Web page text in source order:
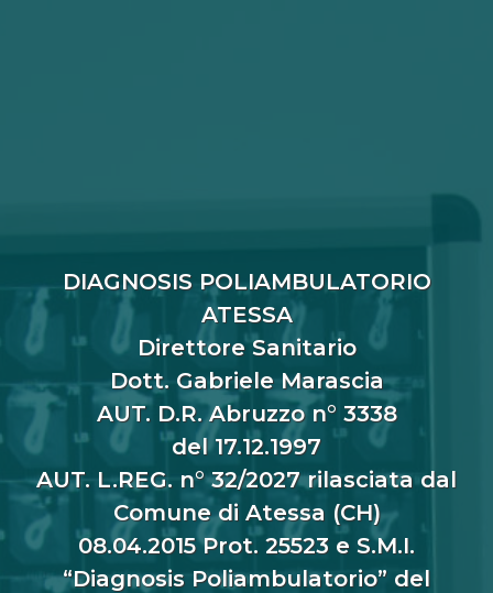
DIAGNOSIS POLIAMBULATORIO
ATESSA
Direttore Sanitario
Dott. Gabriele Marascia
AUT. D.R. Abruzzo n° 3338
del 17.12.1997
AUT. L.REG. n° 32/2027 rilasciata dal
Comune di Atessa (CH)
08.04.2015 Prot. 25523 e S.M.I.
“Diagnosis Poliambulatorio” del